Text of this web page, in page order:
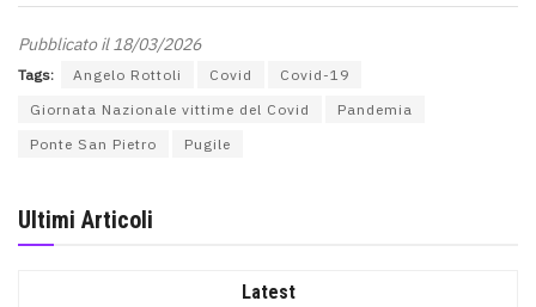
Pubblicato il 18/03/2026
Tags: Angelo Rottoli Covid
Covid-19
Giornata Nazionale vittime del Covid
Pandemia
Ponte San Pietro
Pugile
Ultimi Articoli
Latest